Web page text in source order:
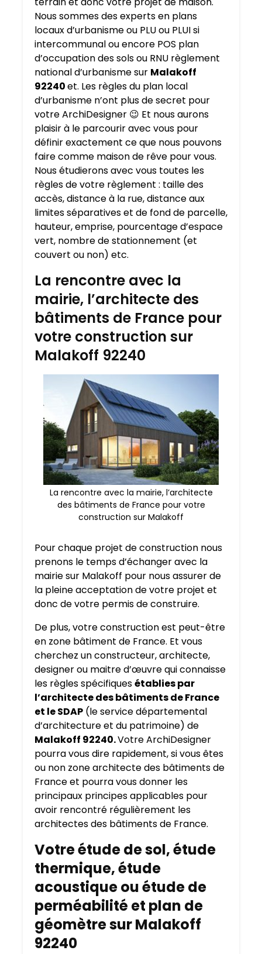
Nous sommes des experts en plans
locaux d’urbanisme ou PLU ou PLUI si
intercommunal ou encore POS plan
d’occupation des sols ou RNU règlement
national d’urbanisme sur Malakoff
92240et. Les règles du plan local
d’urbanisme n’ont plus de secret pour
votre ArchiDesigner 😉 Et nous aurons
plaisir à le parcourir avec vous pour
définir exactement ce que nous pouvons
faire comme maison de rêve pour vous.
Nous étudierons avec vous toutes les
règles de votre règlement : taille des
accès, distance à la rue, distance aux
limites séparatives et de fond de parcelle,
hauteur, emprise, pourcentage d’espace
vert, nombre de stationnement (et
couvert ou non) etc.
La rencontre avec la
mairie, l’architecte des
bâtiments de France pour
votre construction sur
Malakoff 92240
La rencontre avec la mairie, l’architecte
des bâtiments de France pour votre
construction sur Malakoff
Pour chaque projet de construction nous
prenons le temps d’échanger avec la
mairie sur Malakoff pour nous assurer de
la pleine acceptation de votre projet et
donc de votre permis de construire.
De plus, votre construction est peut-être
en zone bâtiment de France. Et vous
cherchez un constructeur, architecte,
designer ou maitre d’œuvre qui connaisse
les règles spécifiquesétablies par
l’architecte des bâtiments de France
et le SDAP (le service départemental
d’architecture et du patrimoine) de
Malakoff 92240.Votre ArchiDesigner
pourra vous dire rapidement, si vous êtes
ou non zone architecte des bâtiments de
France et pourra vous donner les
principaux principes applicables pour
avoir rencontré régulièrement les
architectes des bâtiments de France.
Votre étude de sol, étude
thermique, étude
acoustique ou étude de
perméabilité et plan de
géomètre sur Malakoff
92240